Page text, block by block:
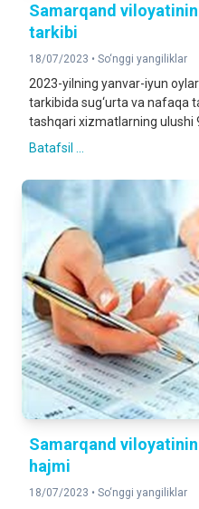
Samarqand
tarkibi
18/07/2023 • So‘nggi yangiliklar
2023-yilning yanvar-iyun
tarkibida sug‘urta va nafaqa
tashqari xizmatlarning ulushi
Batafsil ...
Samarqand
hajmi
18/07/2023 • So‘nggi yangiliklar